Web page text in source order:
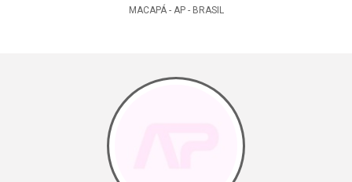
MACAPÁ - AP - BRASIL